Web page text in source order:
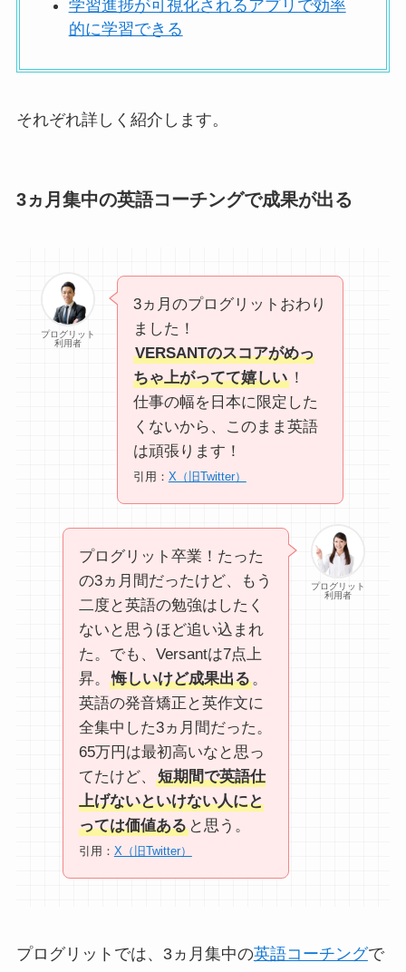
学習進捗が可視化されるアプリで効率
的に学習できる
それぞれ詳しく紹介します。
3ヵ月集中の英語コーチングで成果が出る
プログリット
利用者
3ヵ月のプログリットおわり
ました！
VERSANTのスコアがめっ
ちゃ上がってて嬉しい！
仕事の幅を日本に限定した
くないから、このまま英語
は頑張ります！
引用： X（旧Twitter）
プログリット
利用者
プログリット卒業！たった
の3ヵ月間だったけど、もう
二度と英語の勉強はしたく
ないと思うほど追い込まれ
た。でも、Versantは7点上
昇。
悔しいけど成果出る。
英語の発音矯正と英作文に
全集中した3ヵ月間だった。
65万円は最初高いなと思っ
てたけど、
短期間で英語仕
上げないといけない人にと
っては価値あると思う。
引用： X（旧Twitter）
プログリットでは、3ヵ月集中の英語コーチングで